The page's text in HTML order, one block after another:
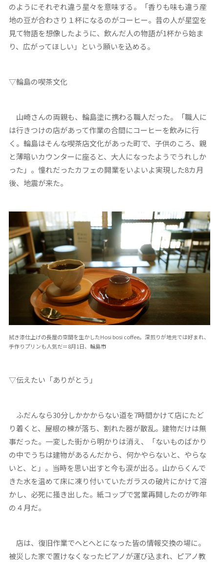
のようにそれぞれ違う星々を意味する。「香りも味も違う産
地の豆が合わさり１杯になるのがコーヒー。昔の人が星空を
見て物語を想像したように、飲んだ人の物語が1杯から始ま
り、広がってほしい」という願いを込める。
▽輪島の喫茶文化
山崎さんの両親も、輪島塗に携わる職人だった。「職人に
は行きつけの店があって作業の合間にコーヒーを飲みに行
く。輪島はそんな喫茶店文化があった町で、子供のころ、親
と薄暗いカウンターに座ると、大人になったようでうれしか
った」。憧れだったカフェの開業をいよいよ実現した8カ月
後、地震が来た。
拭き漆仕上げの長屋の空間を生かしたHosi bosi coffee。深煎りが地元では好まれ、
手作りプリンも人気だ＝8月1日、輪島市
▽伝えたい「ありがとう」
ふだんなら30分しかかからない道を7時間かけて店にたど
り着くと、屋根の棟が落ち、割れた器が散乱。建物だけは無
事だった。一変した街から明かりは消え、「ないものばかり
の中でうちは建物があるんだから、何かやらないと、やらな
いと、と」。当時を思い出すと今も涙が出る。山からくんで
きた水を温めて床に凍り付いていたガラスの破片にかけて溶
かし、必死に掻き出した。紙コップで営業再開したのが昨年
の４月だ。
店は、復旧作業でへとへとになった皆の情報交換の場に。
被災した家で置けなくなったピアノが運び込まれ、ピアノ教